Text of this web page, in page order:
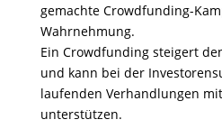
gemachte Crowdfunding-
Wahrnehmung.
Ein Crowdfunding steigert
und kann bei der
laufenden Verhandlungen
unterstützen.